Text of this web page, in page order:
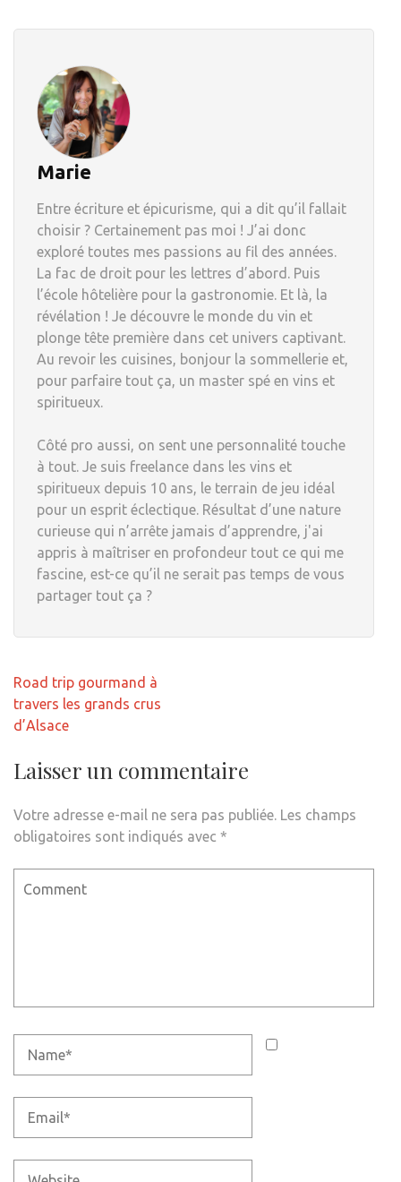
Marie
Entre écriture et épicurisme, qui a dit qu’il fallait
choisir ? Certainement pas moi ! J’ai donc
exploré toutes mes passions au fil des années.
La fac de droit pour les lettres d’abord. Puis
l’école hôtelière pour la gastronomie. Et là, la
révélation ! Je découvre le monde du vin et
plonge tête première dans cet univers captivant.
Au revoir les cuisines, bonjour la sommellerie et,
pour parfaire tout ça, un master spé en vins et
spiritueux.
Côté pro aussi, on sent une personnalité touche
à tout. Je suis freelance dans les vins et
spiritueux depuis 10 ans, le terrain de jeu idéal
pour un esprit éclectique. Résultat d’une nature
curieuse qui n’arrête jamais d’apprendre, j'ai
appris à maîtriser en profondeur tout ce qui me
fascine, est-ce qu’il ne serait pas temps de vous
partager tout ça ?
Navigation
de
l’article
Road trip gourmand à
travers les grands crus
d’Alsace
Laisser un commentaire
Votre adresse e-mail ne sera pas publiée. Les champs
obligatoires sont indiqués avec *